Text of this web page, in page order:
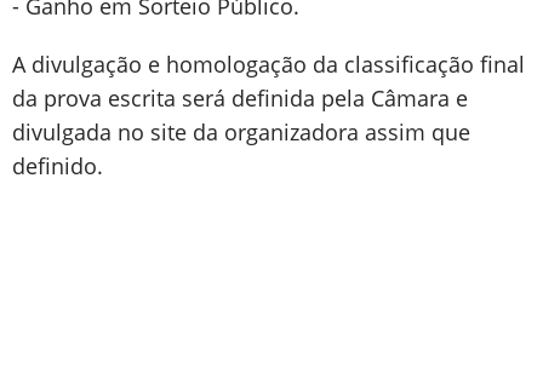
- Ganho em Sorteio Público.
A divulgação e homologação da classificação final
da prova escrita será definida pela Câmara e
divulgada no site da organizadora assim que
definido.